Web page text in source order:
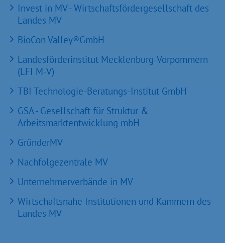
Invest in MV - Wirtschaftsfördergesellschaft des
Landes MV
BioCon Valley®GmbH
Landesförderinstitut Mecklenburg-Vorpommern
(LFI M-V)
TBI Technologie-Beratungs-Institut GmbH
GSA - Gesellschaft für Struktur &
Arbeitsmarktentwicklung mbH
GründerMV
Nachfolgezentrale MV
Unternehmerverbände in MV
Wirtschaftsnahe Institutionen und Kammern des
Landes MV